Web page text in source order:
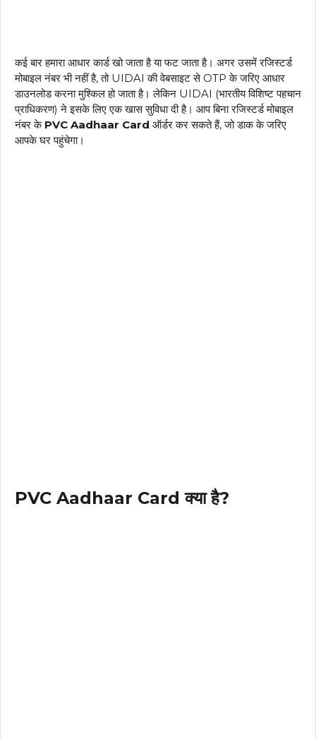
कई बार हमारा आधार कार्ड खो जाता है या फट जाता है। अगर उसमें रजिस्टर्ड
मोबाइल नंबर भी नहीं है, तो UIDAI की वेबसाइट से OTP के जरिए आधार
डाउनलोड करना मुश्किल हो जाता है। लेकिन UIDAI (भारतीय विशिष्ट पहचान
प्राधिकरण) ने इसके लिए एक खास सुविधा दी है। आप बिना रजिस्टर्ड मोबाइल
नंबर के PVC Aadhaar Card ऑर्डर कर सकते हैं, जो डाक के जरिए
आपके घर पहुंचेगा।
PVC Aadhaar Card क्या है?